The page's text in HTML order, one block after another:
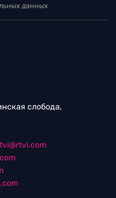
данных
слобода,